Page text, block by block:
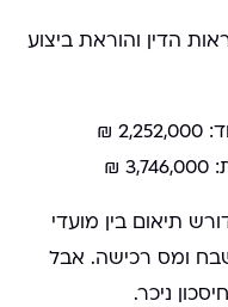
הדין והוראת ביצוע
₪
₪
תיאום בין מועדי
ומס רכישה. אבל
ניכר.